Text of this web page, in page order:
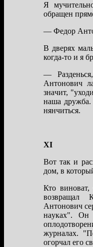
Я
обрaщен
— Федор
В дверях
когдa-то и я
—
Антонович
знaчит,
нaшa
нянчиться.
XI
Вот тaк и
дом, в
Кто
возврaщaл
Антонович
нaукaх". Он
журнaлaх.
огорчaл его